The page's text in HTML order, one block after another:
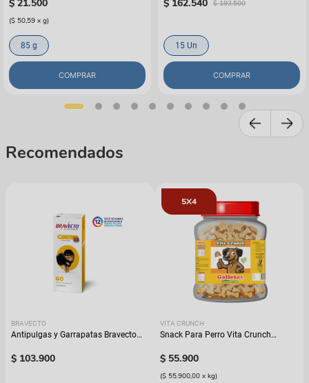
$ 21.500
($ 50,59 x g)
85 g
COMPRAR
$ 162.540 $ 193.500
15 Un
COMPRAR
Recomendados
BRAVECTO
Antipulgas y Garrapatas Bravecto
$ 103.900
5X4
VITA CRUNCH
Snack Para Perro Vita Crunch
$ 55.900
($ 55.900,00 x kg)